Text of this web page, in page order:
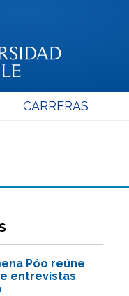
CARRERAS
Póo reúne
entrevistas